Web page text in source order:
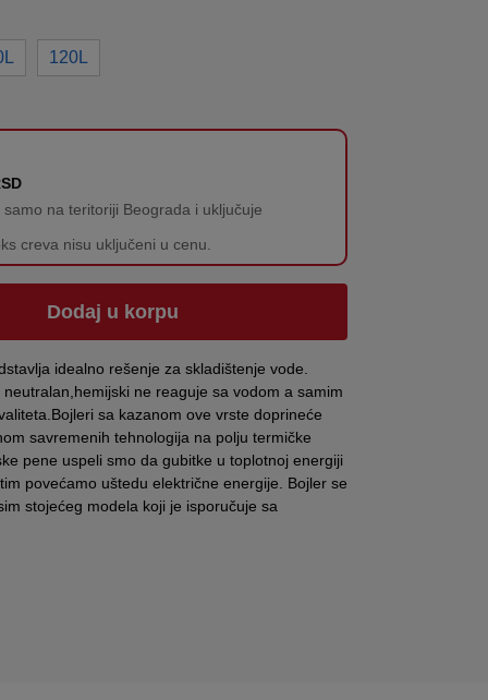
120L
na teritoriji Beograda i uključuje
creva nisu uključeni u cenu.
Dodaj u korpu
idealno rešenje za skladištenje vode.
ne reaguje sa vodom a samim
sa kazanom ove vrste doprineće
savremenih tehnologija na polju termičke
pene uspeli smo da gubitke u toplotnoj energiji
povećamo uštedu električne energije. Bojler se
stojećeg modela koji je isporučuje sa